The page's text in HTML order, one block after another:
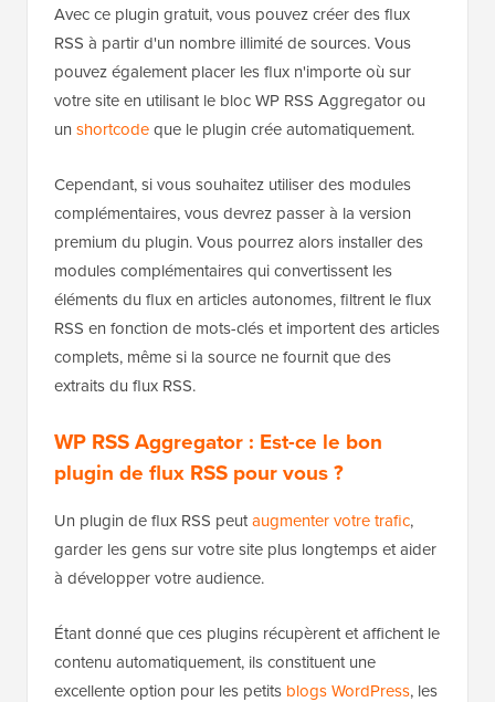
Avec ce plugin gratuit, vous pouvez créer des flux
RSS à partir d'un nombre illimité de sources. Vous
pouvez également placer les flux n'importe où sur
votre site en utilisant le bloc WP RSS Aggregator ou
un shortcodeque le plugin crée automatiquement.
Cependant, si vous souhaitez utiliser des modules
complémentaires, vous devrez passer à la version
premium du plugin. Vous pourrez alors installer des
modules complémentaires qui convertissent les
éléments du flux en articles autonomes, filtrent le flux
RSS en fonction de mots-clés et importent des articles
complets, même si la source ne fournit que des
extraits du flux RSS.
WP RSS Aggregator : Est-ce le bon
plugin de flux RSS pour vous ?
Un plugin de flux RSS peutaugmenter votre trafic,
garder les gens sur votre site plus longtemps et aider
à développer votre audience.
Étant donné que ces plugins récupèrent et affichent le
contenu automatiquement, ils constituent une
excellente option pour les petits blogs WordPress, les